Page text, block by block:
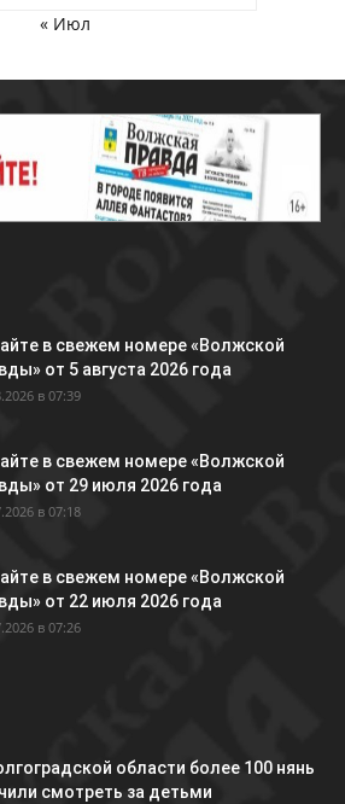
« Июл
в свежем номере «Волжской
от 5 августа 2026 года
в 07:39
в свежем номере «Волжской
от 29 июля 2026 года
в 07:18
в свежем номере «Волжской
от 22 июля 2026 года
в 07:26
области более 100 нянь
смотреть за детьми